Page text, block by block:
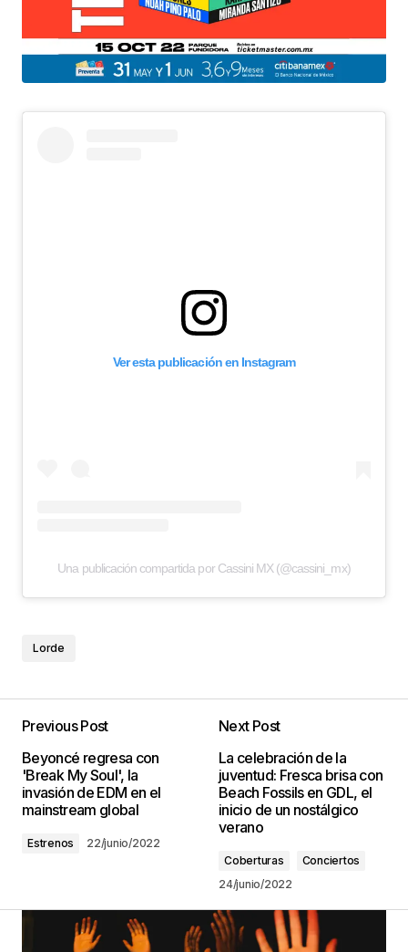
Ver esta publicación en Instagram
Una publicación compartida por Cassini MX (@cassini_mx)
Lorde
Previous Post
Beyoncé regresa con
'Break My Soul', la
invasión de EDM en el
mainstream global
Estrenos 22/junio/2022
Next Post
La celebración de la
juventud: Fresca brisa con
Beach Fossils en GDL, el
inicio de un nostálgico
verano
Coberturas
Conciertos
24/junio/2022